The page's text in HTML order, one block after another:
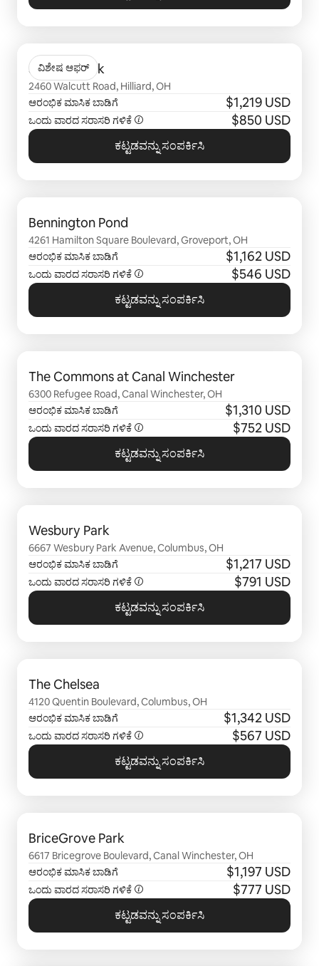
ವಿಶೇಷ ಆಫರ್
Sheldon Park
2460 Walcutt Road, Hilliard, OH
ಆರಂಭಿಕ ಮಾಸಿಕ ಬಾಡಿಗೆ
$1,219 USD
ಒಂದು ವಾರದ ಸರಾಸರಿ ಗಳಿಕೆ $850 USD
ಕಟ್ಟಡವನ್ನು ಸಂಪರ್ಕಿಸಿ
Bennington Pond
4261 Hamilton Square Boulevard, Groveport, OH
ಆರಂಭಿಕ ಮಾಸಿಕ ಬಾಡಿಗೆ
$1,162 USD
ಒಂದು ವಾರದ ಸರಾಸರಿ ಗಳಿಕೆ $546 USD
ಕಟ್ಟಡವನ್ನು ಸಂಪರ್ಕಿಸಿ
The Commons at Canal Winchester
6300 Refugee Road, Canal Winchester, OH
ಆರಂಭಿಕ ಮಾಸಿಕ ಬಾಡಿಗೆ
$1,310 USD
ಒಂದು ವಾರದ ಸರಾಸರಿ ಗಳಿಕೆ $752 USD
ಕಟ್ಟಡವನ್ನು ಸಂಪರ್ಕಿಸಿ
Wesbury Park
6667 Wesbury Park Avenue, Columbus, OH
ಆರಂಭಿಕ ಮಾಸಿಕ ಬಾಡಿಗೆ
$1,217 USD
ಒಂದು ವಾರದ ಸರಾಸರಿ ಗಳಿಕೆ $791 USD
ಕಟ್ಟಡವನ್ನು ಸಂಪರ್ಕಿಸಿ
The Chelsea
4120 Quentin Boulevard, Columbus, OH
ಆರಂಭಿಕ ಮಾಸಿಕ ಬಾಡಿಗೆ
$1,342 USD
ಒಂದು ವಾರದ ಸರಾಸರಿ ಗಳಿಕೆ $567 USD
ಕಟ್ಟಡವನ್ನು ಸಂಪರ್ಕಿಸಿ
BriceGrove Park
6617 Bricegrove Boulevard, Canal Winchester, OH
ಆರಂಭಿಕ ಮಾಸಿಕ ಬಾಡಿಗೆ
$1,197 USD
ಒಂದು ವಾರದ ಸರಾಸರಿ ಗಳಿಕೆ $777 USD
ಕಟ್ಟಡವನ್ನು ಸಂಪರ್ಕಿಸಿ